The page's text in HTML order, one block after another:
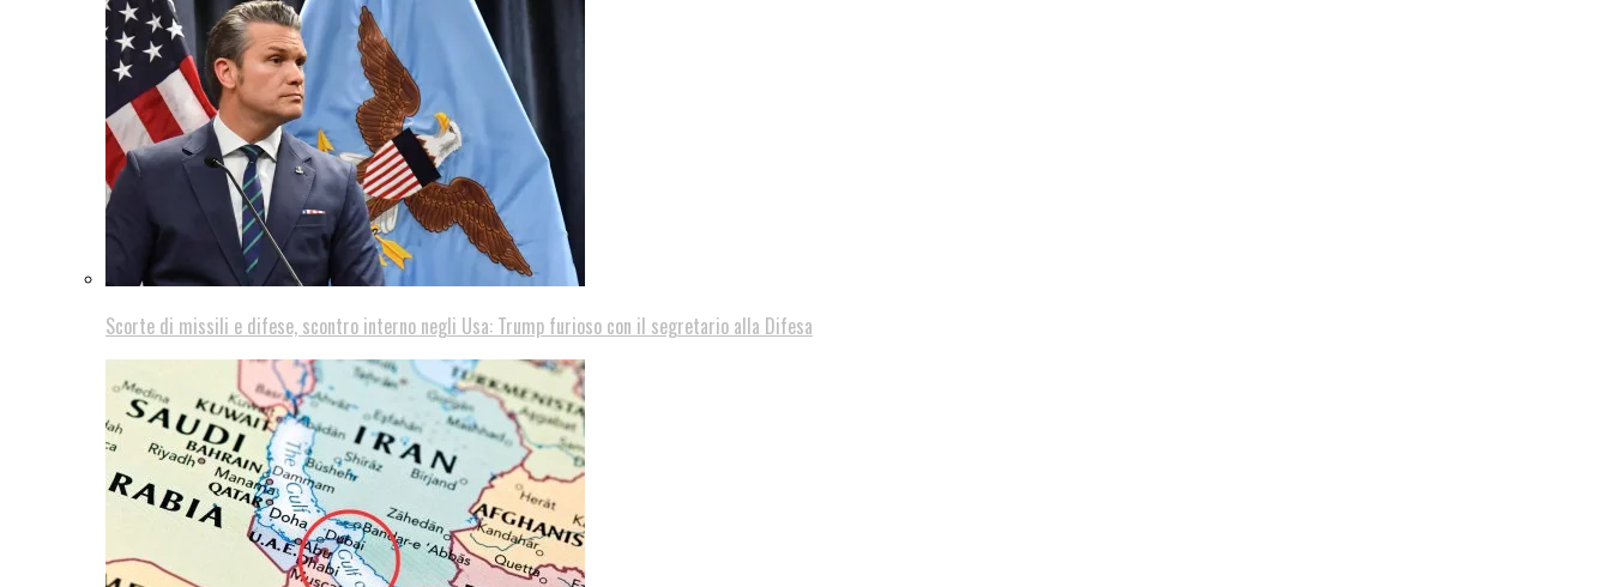
Scorte di missili e difese, scontro interno negli Usa: Trump furioso con il segretario alla Difesa